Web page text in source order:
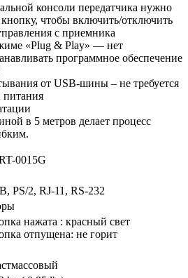
консоли передатчика нужно
чтобы включить/отключить
с приемника
«Plug & Play» — нет
программное обеспечение
от USB-шины – не требуется
в 5 метров делает процесс
0015G
PS/2, RJ-11, RS-232
нажата : красный свет
отпущена: не горит